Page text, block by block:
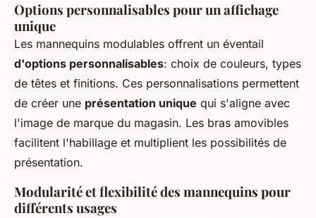
Options personnalisables pour un affichage
unique
Les mannequins modulables offrent un éventail
d'options personnalisables: choix de couleurs, types
de têtes et finitions. Ces personnalisations permettent
de créer une présentation unique qui s'aligne avec
l'image de marque du magasin. Les bras amovibles
facilitent l'habillage et multiplient les possibilités de
présentation.
Modularité et flexibilité des mannequins pour
différents usages